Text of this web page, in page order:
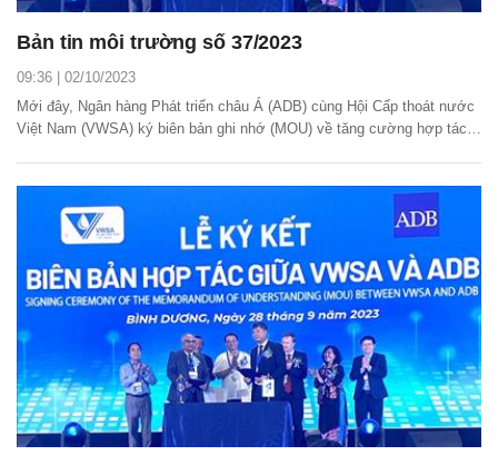
Bản tin môi trường số 37/2023
09:36 | 02/10/2023
Mới đây, Ngân hàng Phát triển châu Á (ADB) cùng Hội Cấp thoát nước
Việt Nam (VWSA) ký biên bản ghi nhớ (MOU) về tăng cường hợp tác